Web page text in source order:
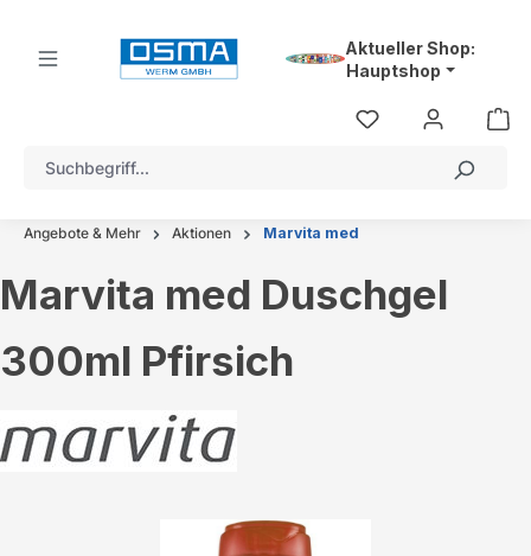
Aktueller Shop:
Hauptshop
Angebote & Mehr Aktionen Marvita med
Marvita med Duschgel
300ml Pfirsich